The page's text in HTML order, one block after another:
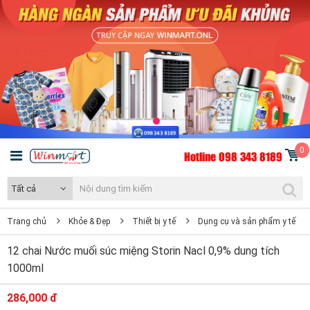
Hotline 098 343 8189 0
Tất cả
Trang chủ Khỏe & Đẹp Thiết bị y tế Dụng cụ và sản phẩm y tế
12 chai Nước muối súc miệng Storin Nacl 0,9% dung tích
1000ml
286,000 đ